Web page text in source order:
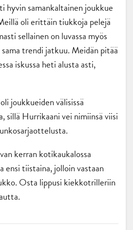
hyvin samankaltainen joukkue
oli erittäin tiukkoja pelejä
sellainen on luvassa myös
trendi jatkuu. Meidän pitää
iskussa heti alusta asti,
joukkueiden välisissä
sillä Hurrikaani vei nimiinsä viisi
kerran kotikaukalossa
ensi tiistaina, jolloin vastaan
Osta lippusi kiekkotrilleriin